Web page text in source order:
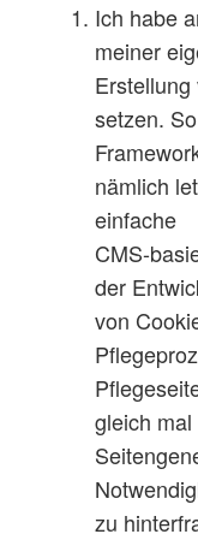
Ich habe
meiner
setzen.
nämlich
einfache
CMS-
der
von
gleich
zu